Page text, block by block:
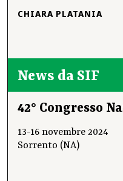
CHIARA PLATANIA
News da SIF
42° Congresso
13-16 novembre 2024
Sorrento (NA)